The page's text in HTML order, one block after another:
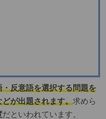
・反意語を選択する問題を
が出題されます。求めら
だといわれています。